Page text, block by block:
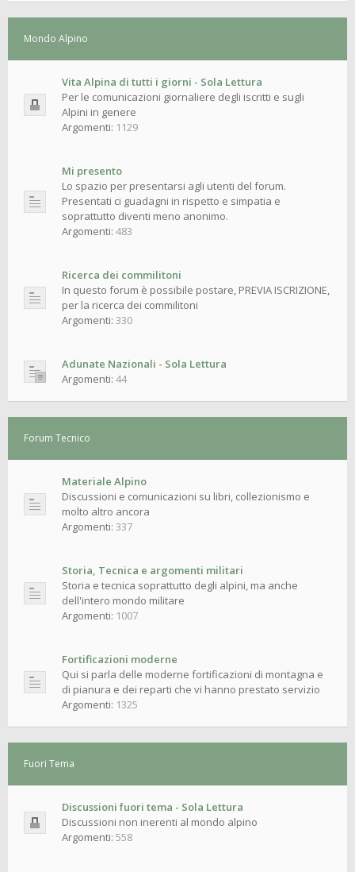
Mondo Alpino
Vita Alpina di tutti i giorni - Sola Lettura
Per le comunicazioni giornaliere degli iscritti e sugli
Alpini in genere
Argomenti: 1129
Mi presento
Lo spazio per presentarsi agli utenti del forum.
Presentati ci guadagni in rispetto e simpatia e
soprattutto diventi meno anonimo.
Argomenti: 483
Ricerca dei commilitoni
In questo forum è possibile postare, PREVIA ISCRIZIONE,
per la ricerca dei commilitoni
Argomenti: 330
Adunate Nazionali - Sola Lettura
Argomenti: 44
Forum Tecnico
Materiale Alpino
Discussioni e comunicazioni su libri, collezionismo e
molto altro ancora
Argomenti: 337
Storia, Tecnica e argomenti militari
Storia e tecnica soprattutto degli alpini, ma anche
dell'intero mondo militare
Argomenti: 1007
Fortificazioni moderne
Qui si parla delle moderne fortificazioni di montagna e
di pianura e dei reparti che vi hanno prestato servizio
Argomenti: 1325
Fuori Tema
Discussioni fuori tema - Sola Lettura
Discussioni non inerenti al mondo alpino
Argomenti: 558